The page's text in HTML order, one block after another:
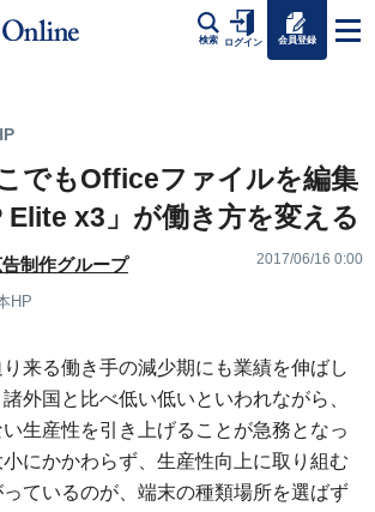
検索 ログイン 会員登録
でもOfficeファイルを編集
Elite x3」が働き方を変える
2017/06/16 0:00
制作グループ
HP
来る働き手の減少期にも業績を伸ばし
外国と比べ低い低いといわれながら、
生産性を引き上げることが急務となっ
にかかわらず、生産性向上に取り組む
ているのが、端末の種類場所を選ばず